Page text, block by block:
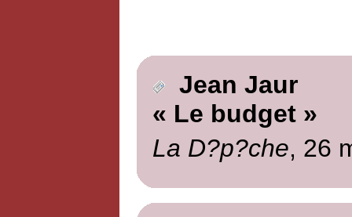
Jean Jaur
« Le budget »
La D?p?che, 26